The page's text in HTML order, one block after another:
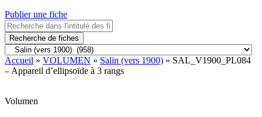
Publier une fiche
Recherche de fiches
Accueil » VOLUMEN » Salin (vers 1900) » SAL_V1900_PL084
– Appareil d’ellipsoïde à 3 rangs
Volumen